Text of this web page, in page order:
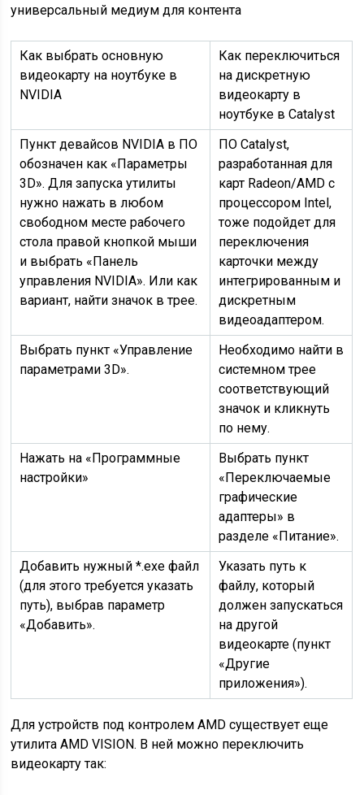
универсальный медиум для контента
Как выбрать основную
видеокарту на ноутбуке в
NVIDIA
Как переключиться
на дискретную
видеокарту в
ноутбуке в Catalyst
Пункт девайсов NVIDIA в ПО
обозначен как «Параметры
3D». Для запуска утилиты
нужно нажать в любом
свободном месте рабочего
стола правой кнопкой мыши
и выбрать «Панель
управления NVIDIA». Или как
вариант, найти значок в трее.
ПО Catalyst,
разработанная для
карт Radeon/AMD с
процессором Intel,
тоже подойдет для
переключения
карточки между
интегрированным и
дискретным
видеоадаптером.
Выбрать пункт «Управление
параметрами 3D».
Необходимо найти в
системном трее
соответствующий
значок и кликнуть
по нему.
Нажать на «Программные
настройки»
Выбрать пункт
«Переключаемые
графические
адаптеры» в
разделе «Питание».
Добавить нужный *.exe файл
(для этого требуется указать
путь), выбрав параметр
«Добавить».
Указать путь к
файлу, который
должен запускаться
на другой
видеокарте (пункт
«Другие
приложения»).
Для устройств под контролем AMD существует еще
утилита AMD VISION. В ней можно переключить
видеокарту так: